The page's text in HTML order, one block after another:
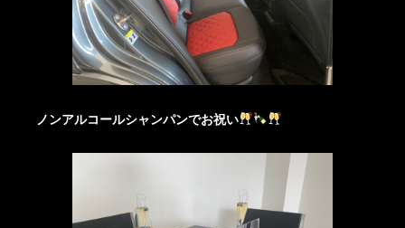
ノンアルコールシャンパンでお祝い